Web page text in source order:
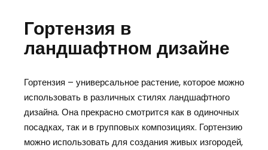
Гортензия в
ландшафтном дизайне
Гортензия – универсальное растение, которое можно
использовать в различных стилях ландшафтного
дизайна. Она прекрасно смотрится как в одиночных
посадках, так и в групповых композициях. Гортензию
можно использовать для создания живых изгородей,